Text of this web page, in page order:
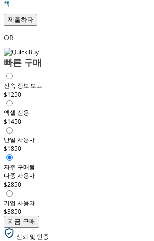
책
제출하다
OR
빠른 구매
신속 정보 보고
$1250
엑셀 전용
$1450
단일 사용자
$1850
자주 구매됨
다중 사용자
$2850
기업 사용자
$3850
지금 구매
신뢰 및 인증